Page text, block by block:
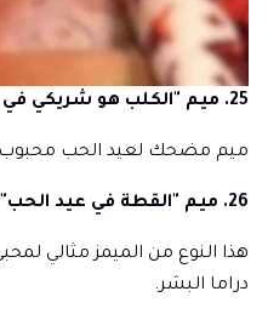
25. ميم "الكلب هو شريكي في عيد الحب"
ميم مضحك لعيد الحب محبوب
26. ميم "القطة في عيد الحب"
هذا النوع من الميمز مثالي
دراما البشر.